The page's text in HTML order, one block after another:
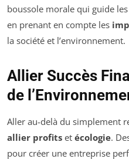
boussole morale qui guide
en prenant en compte les
la société et l’environnement.
Allier Succès
de
Aller au-delà du simplement
allier profits et écologie.
pour créer une entreprise